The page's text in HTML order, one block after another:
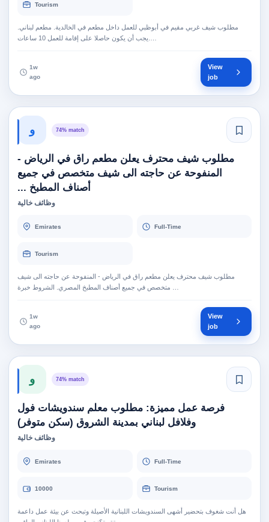
Tourism
مطلوب شيف غربي مقيم في أبوظبي للعمل داخل مطعم في الخالدية. مطعم لبناني.
1w
ago
View
job
و 74% match
مطلوب شيف محترف يعلن مطعم راق في الرياض -
المنفوحة عن حاجته الى شيف متخصص في جميع
أصناف المطبخ ...
وظائف خالية
Emirates Full-Time
Tourism
مطلوب شيف محترف يعلن مطعم راق في الرياض - المنفوحة عن حاجته الى شيف
1w
ago
View
job
و 74% match
فرصة عمل مميزة: مطلوب معلم سندويشات فول
وفلافل لبناني بمدينة الشروق (سكن متوفر)
وظائف خالية
Emirates Full-Time
10000 Tourism
هل أنت شغوف بتحضير أشهى السندويشات اللبنانية الأصيلة وتبحث عن بيئة عمل داعمة